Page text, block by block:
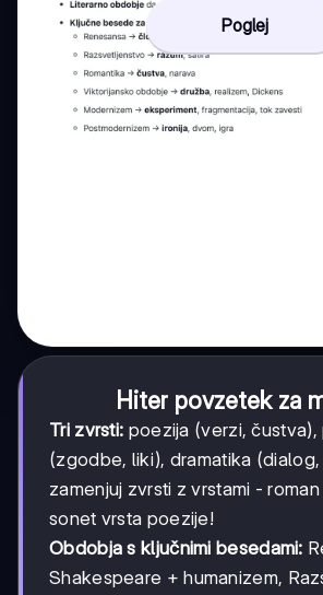
Poglej
Hiter povzetek za
Tri zvrsti: poezija (verzi, čustva),
(zgodbe, liki), dramatika
zamenjuj zvrsti z vrstami -
sonet vrsta poezije!
Obdobja s ključnimi besedami:
Shakespeare + humanizem,